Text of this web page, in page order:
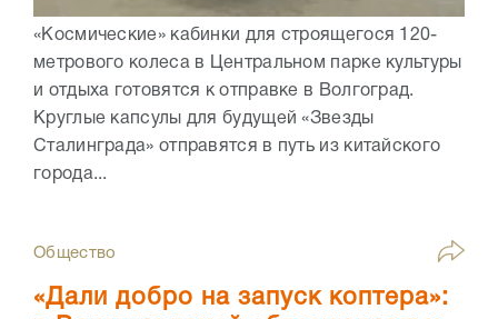
«Космические» кабинки для строящегося 120-
метрового колеса в Центральном парке культуры
и отдыха готовятся к отправке в Волгоград.
Круглые капсулы для будущей «Звезды
Сталинграда» отправятся в путь из китайского
города...
Общество
«Дали добро на запуск коптера»: